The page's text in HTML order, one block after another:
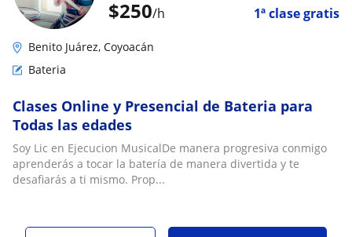
$250/h 1ª clase gratis
Benito Juárez, Coyoacán
Bateria
Clases Online y Presencial de Bateria para
Todas las edades
Soy Lic en Ejecucion MusicalDe manera progresiva conmigo
aprenderás a tocar la batería de manera divertida y te
desafiarás a ti mismo. Prop...